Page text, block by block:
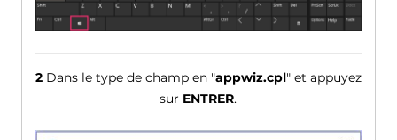
2Dans le type de champ en "appwiz.cpl" et appuyez
sur ENTRER.